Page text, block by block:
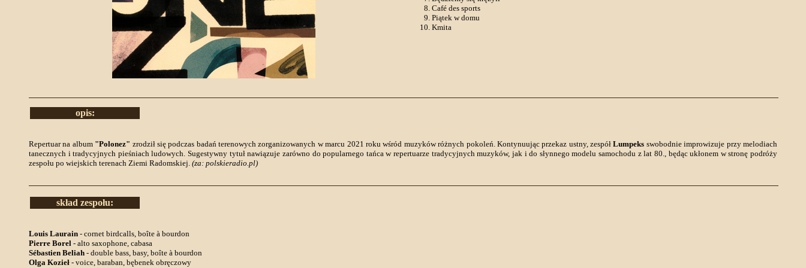
Café des sports
Piątek w domu
Kmita
opis:
Repertuar na album "Polonez" zrodził się podczas badań terenowych zorganizowanych w marcu 2021 roku wśród muzyków różnych pokoleń. Kontynuując przekaz ustny, zespółLumpeks swobodnie improwizuje przy melodiach
tanecznych i tradycyjnych pieśniach ludowych. Sugestywny tytuł nawiązuje zarówno do popularnego tańca w repertuarze tradycyjnych muzyków, jak i do słynnego modelu samochodu z lat 80., będąc ukłonem w stronę podróży
zespołu po wiejskich terenach Ziemi Radomskiej. (za: polskieradio.pl)
skład zespołu:
Louis Laurain - cornet birdcalls, boîte à bourdon
Pierre Borel - alto saxophone, cabasa
Sébastien Beliah - double bass, basy, boîte à bourdon
Olga Kozieł - voice, baraban, bębenek obręczowy